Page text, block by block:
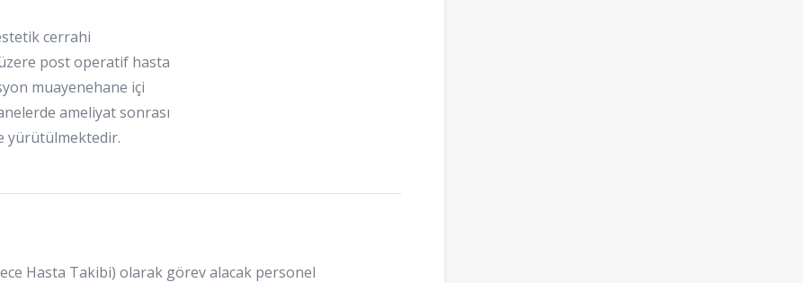
cerrahi
post operatif hasta
muayenehane içi
ameliyat sonrası
yürütülmektedir.
Hasta Takibi) olarak görev alacak personel